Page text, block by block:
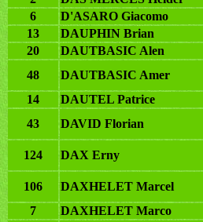
6
D'ASARO Giacomo
13
DAUPHIN Brian
20
DAUTBASIC Alen
48
DAUTBASIC Amer
14
DAUTEL Patrice
43
DAVID Florian
124 DAX Erny
106 DAXHELET Marcel
7
DAXHELET Marco